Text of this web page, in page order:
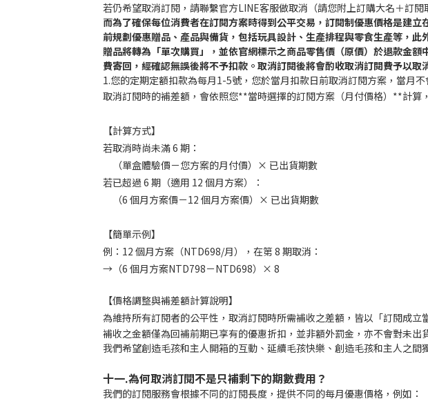
若仍希望取消訂閱，請聯繫官方LINE客服做取消（請您附上訂購大名＋訂閱
而為了確保每位消費者在訂閱方案時得到公平交易，訂閱制優惠價格是建
前規劃優惠贈品、產品與備貨，包括玩具設計、生產排程與零食生產等，
贈品將轉為「單次購買」，並依官網標示之商品零售價（原價）於退款金
費寄回，經確認無誤後將不予扣款。取消訂閱後將會酌收取消訂閱費予以取
1.您的定期定額扣款為每月1-5號，您於當月扣款日前取消訂閱方案，當月
取消訂閱時的補差額，會依照您**當時選擇的訂閱方案（月付價格）**計算
【計算方式】
若取消時尚未滿 6 期：
（單盒體驗價－您方案的月付價）× 已出貨期數
若已超過 6 期（適用 12 個月方案）：
（6 個月方案價－12 個月方案價）× 已出貨期數
【簡單示例】
例：12 個月方案（NTD698/月），在第 8 期取消：
→（6 個月方案NTD798－NTD698）× 8
【價格調整與補差額計算說明】
為維持所有訂閱者的公平性，取消訂閱時所需補收之差額，皆以「訂閱成立
補收之金額僅為回補前期已享有的優惠折扣，並非額外罰金，亦不會對未出
我們希望創造毛孩和主人開箱的互動、延續毛孩快樂、創造毛孩和主人之
十一.為何取消訂閱不是只補剩下的期數費用？
我們的訂閱服務會根據不同的訂閱長度，提供不同的每月優惠價格，例如：